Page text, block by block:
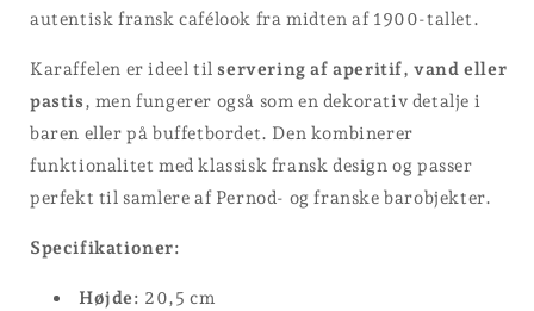
autentisk fransk cafélook fra midten af 1900-tallet.
Karaffelen er ideel til servering af aperitif, vand eller
pastis, men fungerer også som en dekorativ detalje i
baren eller på buffetbordet. Den kombinerer
funktionalitet med klassisk fransk design og passer
perfekt til samlere af Pernod- og franske barobjekter.
Specifikationer:
Højde: 20,5 cm